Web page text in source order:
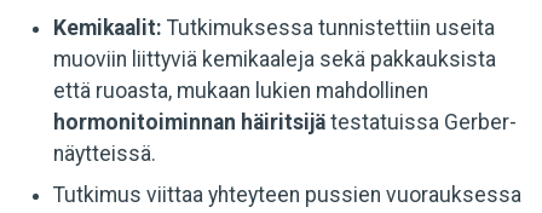
Kemikaalit: Tutkimuksessa tunnistettiin useita
muoviin liittyviä kemikaaleja sekä pakkauksista
että ruoasta, mukaan lukien mahdollinen
hormonitoiminnan häiritsijä testatuissa Gerber-
näytteissä.
Tutkimus viittaa yhteyteen pussien vuorauksessa